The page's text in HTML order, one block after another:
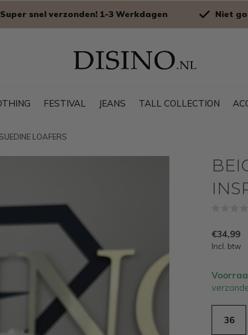
FESTIVAL JEANS TALL COLLECTION
Super snel verzonden! 1-3 Werkdagen Niet
LOAFERS
€34,99
Incl. btw
36